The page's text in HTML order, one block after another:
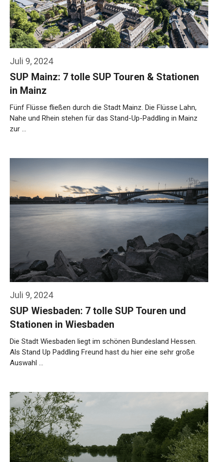
Juli 9, 2024
SUP Mainz: 7 tolle SUP Touren & Stationen
in Mainz
Fünf Flüsse fließen durch die Stadt Mainz. Die Flüsse Lahn,
Nahe und Rhein stehen für das Stand-Up-Paddling in Mainz
zur …
Juli 9, 2024
SUP Wiesbaden: 7 tolle SUP Touren und
Stationen in Wiesbaden
Die Stadt Wiesbaden liegt im schönen Bundesland Hessen.
Als Stand Up Paddling Freund hast du hier eine sehr große
Auswahl …